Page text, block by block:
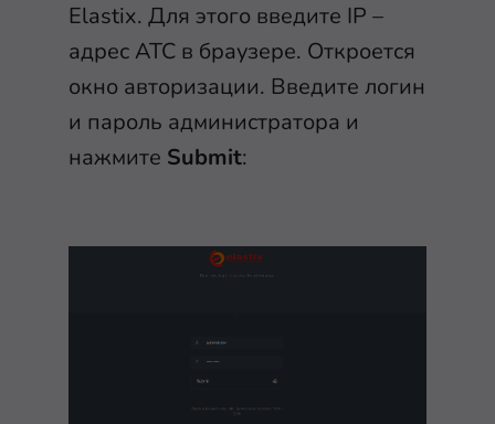
Elastix. Для этого введите IP –
адрес АТС в браузере. Откроется
окно авторизации. Введите логин
и пароль администратора и
нажмите Submit: